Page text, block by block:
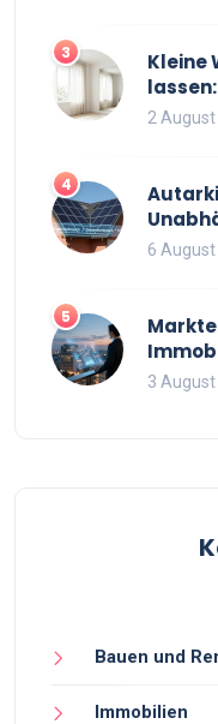
3
Kleine
mehr
2
4
Anlage
6
5
3
Bauen und
Immobilien